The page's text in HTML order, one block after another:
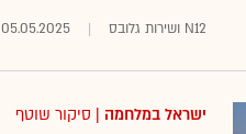
N12 ושירות גלובס 05.05.2025
ישראל במלחמה | סיקור שוטף